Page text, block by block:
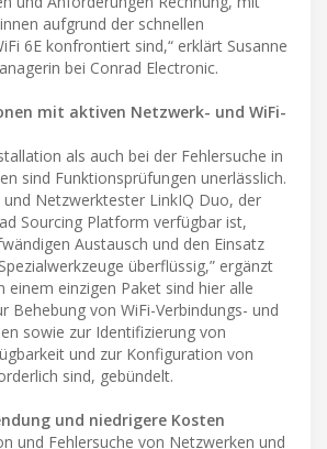
aufgrund der schnellen
6E konfrontiert sind,“ erklärt Susanne
bei Conrad Electronic.
mit aktiven Netzwerk- und WiFi-
als auch bei der Fehlersuche in
sind Funktionsprüfungen unerlässlich.
und Netzwerktester LinkIQ Duo, der
Sourcing Platform verfügbar ist,
Austausch und den Einsatz
überflüssig,” ergänzt
einem einzigen Paket sind hier alle
Behebung von WiFi-Verbindungs- und
sowie zur Identifizierung von
und zur Konfiguration von
sind, gebündelt.
und niedrigere Kosten
und Fehlersuche von Netzwerken und